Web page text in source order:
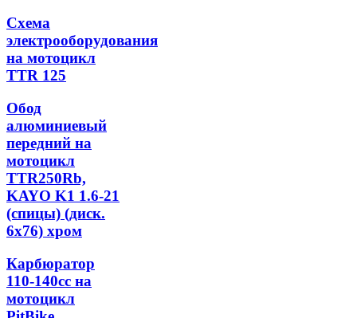
Схема
электрооборудования
на мотоцикл
TTR 125
Обод
алюминиевый
передний на
мотоцикл
TTR250Rb,
KAYO K1 1.6-21
(спицы) (диск.
6x76) хром
Карбюратор
110-140cc на
мотоцикл